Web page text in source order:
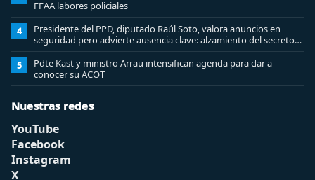
FFAA labores policiales
4
Presidente del PPD, diputado Raúl Soto, valora anuncios en
seguridad pero advierte ausencia clave: alzamiento del secreto
bancario
5
Pdte Kast y ministro Arrau intensifican agenda para dar a
conocer su ACOT
Nuestras redes
YouTube
Facebook
Instagram
X